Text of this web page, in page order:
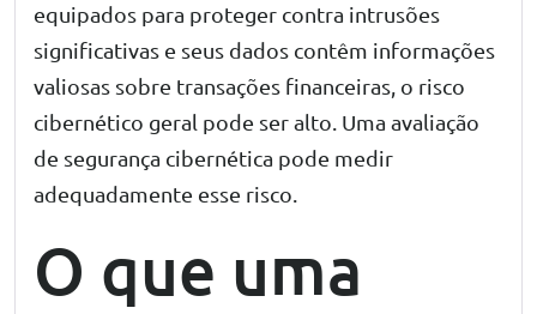
equipados para proteger contra intrusões
significativas e seus dados contêm informações
valiosas sobre transações financeiras, o risco
cibernético geral pode ser alto. Uma avaliação
de segurança cibernética pode medir
adequadamente esse risco.
O que uma